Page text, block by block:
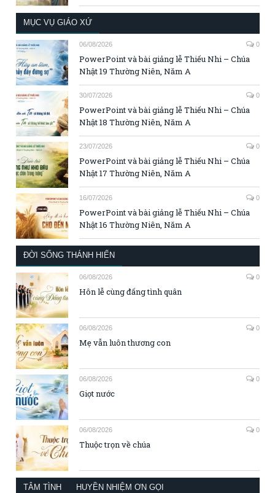
MỤC VỤ GIÁO XỨ
06/08/2026 0
PowerPoint và bài giảng lễ Thiếu Nhi – Chúa
Nhật 19 Thường Niên, Năm A
30/07/2026 0
PowerPoint và bài giảng lễ Thiếu Nhi – Chúa
Nhật 18 Thường Niên, Năm A
23/07/2026 0
PowerPoint và bài giảng lễ Thiếu Nhi – Chúa
Nhật 17 Thường Niên, Năm A
16/07/2026 0
PowerPoint và bài giảng lễ Thiếu Nhi – Chúa
Nhật 16 Thường Niên, Năm A
ĐỜI SỐNG THÁNH HIẾN
06/08/2026 0
Hôn lễ cùng đấng tình quân
06/08/2026 0
Mẹ vẫn luôn thương con
06/08/2026 0
Giọt nước
06/08/2026 0
Thuộc trọn về chúa
TÂM TÌNH HUYỀN NHIỆM ƠN GỌI